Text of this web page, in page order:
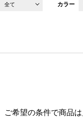
全て カラー
ご希望の条件で商品